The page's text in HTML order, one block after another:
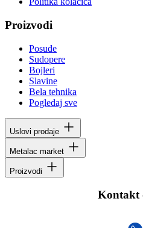
Proizvodi
Posuđe
Sudopere
Bojleri
Slavine
Bela tehnika
Pogledaj sve
Uslovi prodaje
Metalac market
Proizvodi
Kontakt